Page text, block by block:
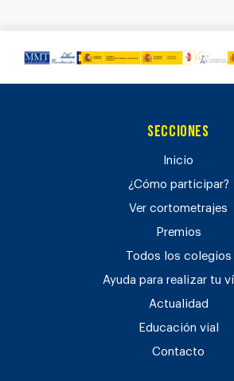
Secciones
Inicio
¿Cómo participar?
Ver cortometrajes
Premios
Todos los colegios
Ayuda para realizar tu
Actualidad
Educación vial
Contacto